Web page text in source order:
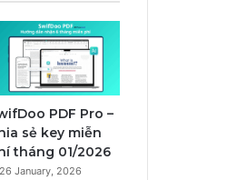
PDF Pro –
sẻ key miễn
tháng 01/2026
26 January, 2026